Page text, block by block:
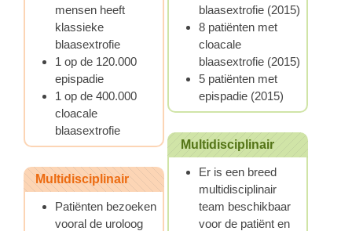
mensen heeft
klassieke
blaasextrofie
1 op de 120.000
epispadie
1 op de 400.000
cloacale
blaasextrofie
Multidisciplinair
Patiënten bezoeken
vooral de uroloog
blaasextrofie (2015)
8 patiënten met
cloacale
blaasextrofie (2015)
5 patiënten met
epispadie (2015)
Multidisciplinair
Er is een breed
multidisciplinair
team beschikbaar
voor de patiënt en